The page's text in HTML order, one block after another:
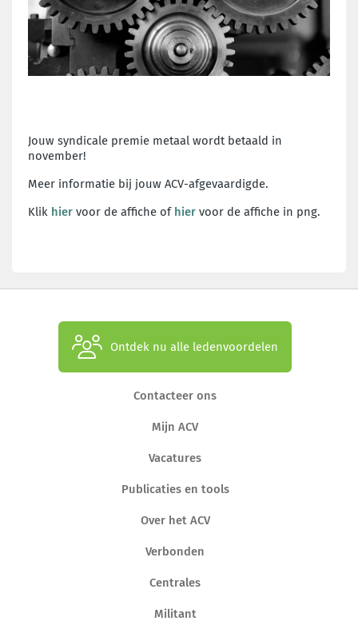
Jouw syndicale premie metaal wordt betaald in
november!
Meer informatie bij jouw ACV-afgevaardigde.
Klik hier voor de affiche of hier voor de affiche in png.
Ontdek nu alle ledenvoordelen
Contacteer ons
Mijn ACV
Vacatures
Publicaties en tools
Over het ACV
Verbonden
Centrales
Militant